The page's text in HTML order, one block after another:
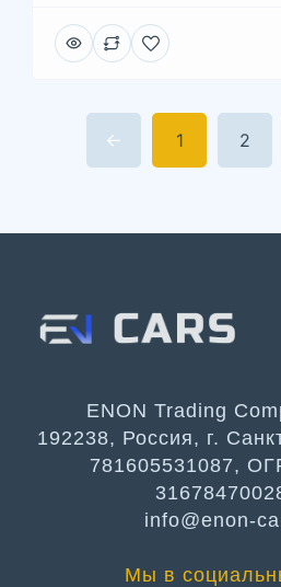
1 2
ENON Trading
192238, Россия, г.
781605531087,
info@enon-
Мы в